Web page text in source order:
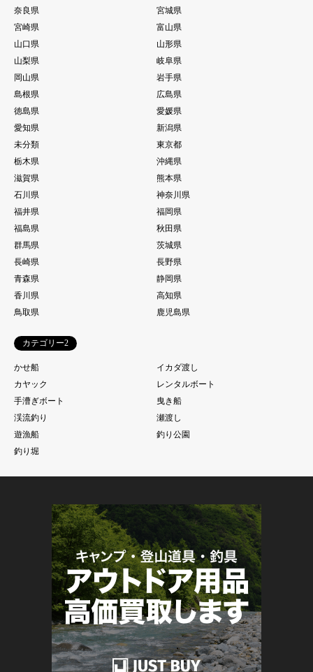
奈良県
宮城県
宮崎県
富山県
山口県
山形県
山梨県
岐阜県
岡山県
岩手県
島根県
広島県
徳島県
愛媛県
愛知県
新潟県
未分類
東京都
栃木県
沖縄県
滋賀県
熊本県
石川県
神奈川県
福井県
福岡県
福島県
秋田県
群馬県
茨城県
長崎県
長野県
青森県
静岡県
香川県
高知県
鳥取県
鹿児島県
カテゴリー2
かせ船
イカダ渡し
カヤック
レンタルボート
手漕ぎボート
曳き船
渓流釣り
瀬渡し
遊漁船
釣り公園
釣り堀